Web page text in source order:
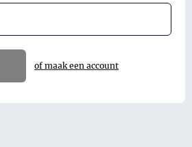
of maak een account